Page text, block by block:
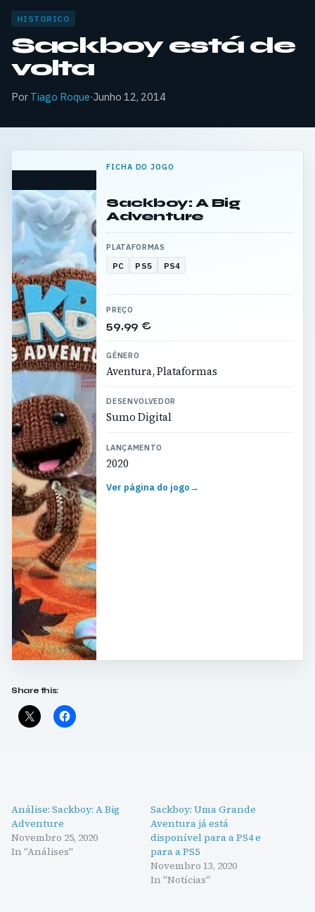
HISTORICO
Sackboy está de
volta
Por Tiago Roque·Junho 12, 2014
FICHA DO JOGO
Sackboy: A Big
Adventure
PLATAFORMAS
PC PS5 PS4
PREÇO
59,99 €
GÉNERO
Aventura, Plataformas
DESENVOLVEDOR
Sumo Digital
LANÇAMENTO
2020
Ver página do jogo→
Share this:
Análise: Sackboy: A Big
Adventure
Novembro 25, 2020
In "Análises"
Sackboy: Uma Grande
Aventura já está
disponível para a PS4 e
para a PS5
Novembro 13, 2020
In "Notícias"